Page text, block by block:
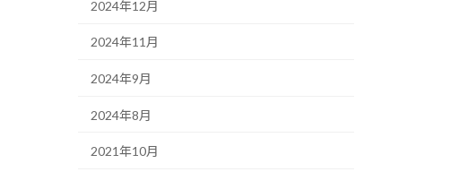
2024年12月
2024年11月
2024年9月
2024年8月
2021年10月